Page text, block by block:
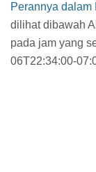
Perannya dalam
dilihat dibawah
pada jam yang
06T22:34:00-